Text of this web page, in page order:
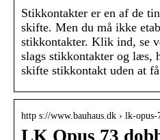
Stikkontakter er en af de
skifte. Men du må ikke
stikkontakter. Klik ind, se
slags stikkontakter og læs,
skifte stikkontakt uden at
http s://www.bauhaus.dk › lk-